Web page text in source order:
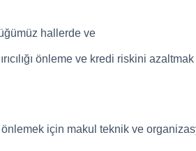
hallerde ve
önleme ve kredi riskini azaltmak
için makul teknik ve